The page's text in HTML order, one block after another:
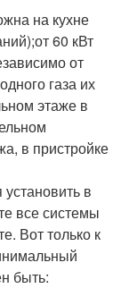
на кухне
60 кВт
от
газа их
этаже в
в пристройке
установить в
все системы
Вот только к
быть: